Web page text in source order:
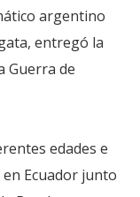
argentino
entregó la
Guerra de
edades e
Ecuador junto